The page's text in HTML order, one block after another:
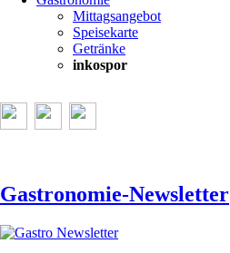
Mittagsangebot
Speisekarte
Getränke
inkospor
Gastronomie-Newsletter